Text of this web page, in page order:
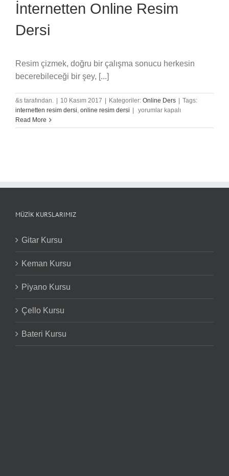
İnternetten Online Resim
Dersi
Resim çizmek, doğru bir çalışma sonucu herkesin
becerebileceği bir şey, [...]
&s tarafından. | 10 Kasım 2017 | Kategoriler: Online Ders | Tags:
internetten resim dersi online resim dersi |
İnternetten
Resim
yorumlar kapalı
Read More
MÜZIK KURSLARIMIZ
Gitar Kursu
Keman Kursu
Piyano Kursu
Çello Kursu
Bateri Kursu